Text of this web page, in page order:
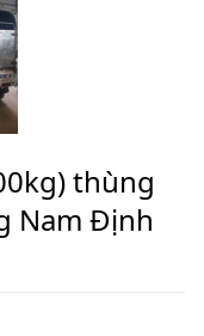
thùng
Nam Định